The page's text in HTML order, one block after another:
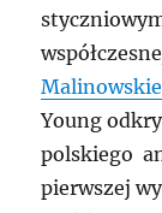
Young
polskiego
pierwszej